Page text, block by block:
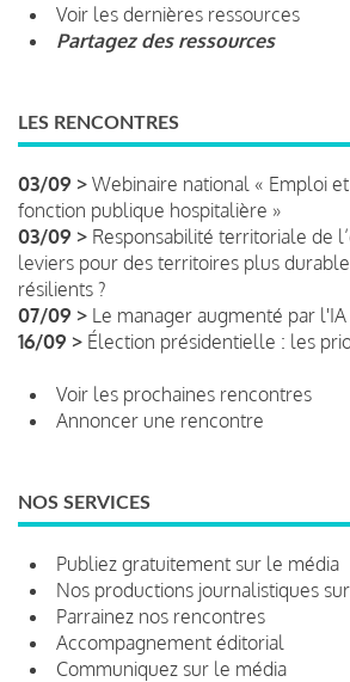
Voir les dernières ressources
Partagez des ressources
LES RENCONTRES
03/09 > Webinaire national « Emploi
fonction publique hospitalière »
03/09 > Responsabilité territoriale de
leviers pour des territoires plus
résilients ?
07/09 > Le manager augmenté par l'IA
16/09 > Élection présidentielle : les
Voir les prochaines rencontres
Annoncer une rencontre
NOS SERVICES
Publiez gratuitement sur le média
Nos productions journalistiques
Parrainez nos rencontres
Accompagnement éditorial
Communiquez sur le média